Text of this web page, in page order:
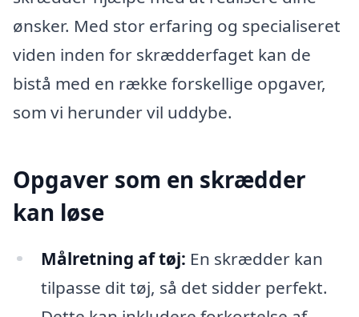
ønsker. Med stor erfaring og specialiseret
viden inden for skrædderfaget kan de
bistå med en række forskellige opgaver,
som vi herunder vil uddybe.
Opgaver som en skrædder
kan løse
Målretning af tøj: En skrædder kan
tilpasse dit tøj, så det sidder perfekt.